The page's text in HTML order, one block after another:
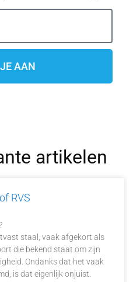
AAN
artikelen
RVS
staal, vaak afgekort als
die bekend staat om zijn
Ondanks dat het vaak
is dat eigenlijk onjuist.